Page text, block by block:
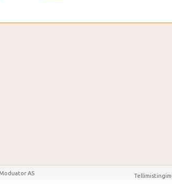
Moduator AS